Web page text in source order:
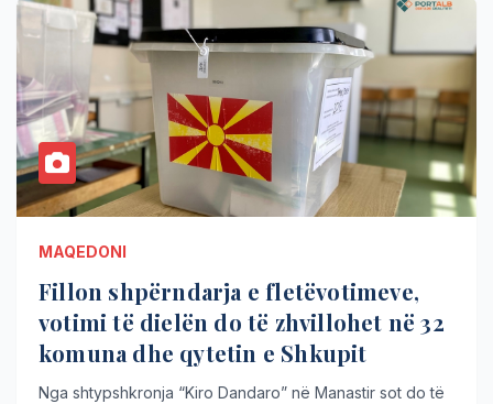
MAQEDONI
Fillon shpërndarja e fletëvotimeve,
votimi të dielën do të zhvillohet në 32
komuna dhe qytetin e Shkupit
Nga shtypshkronja “Kiro Dandaro” në Manastir sot do të